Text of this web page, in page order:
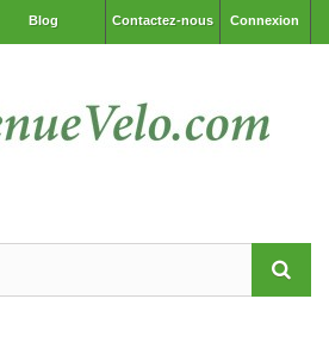
Connexion
Contactez-nous
Blog